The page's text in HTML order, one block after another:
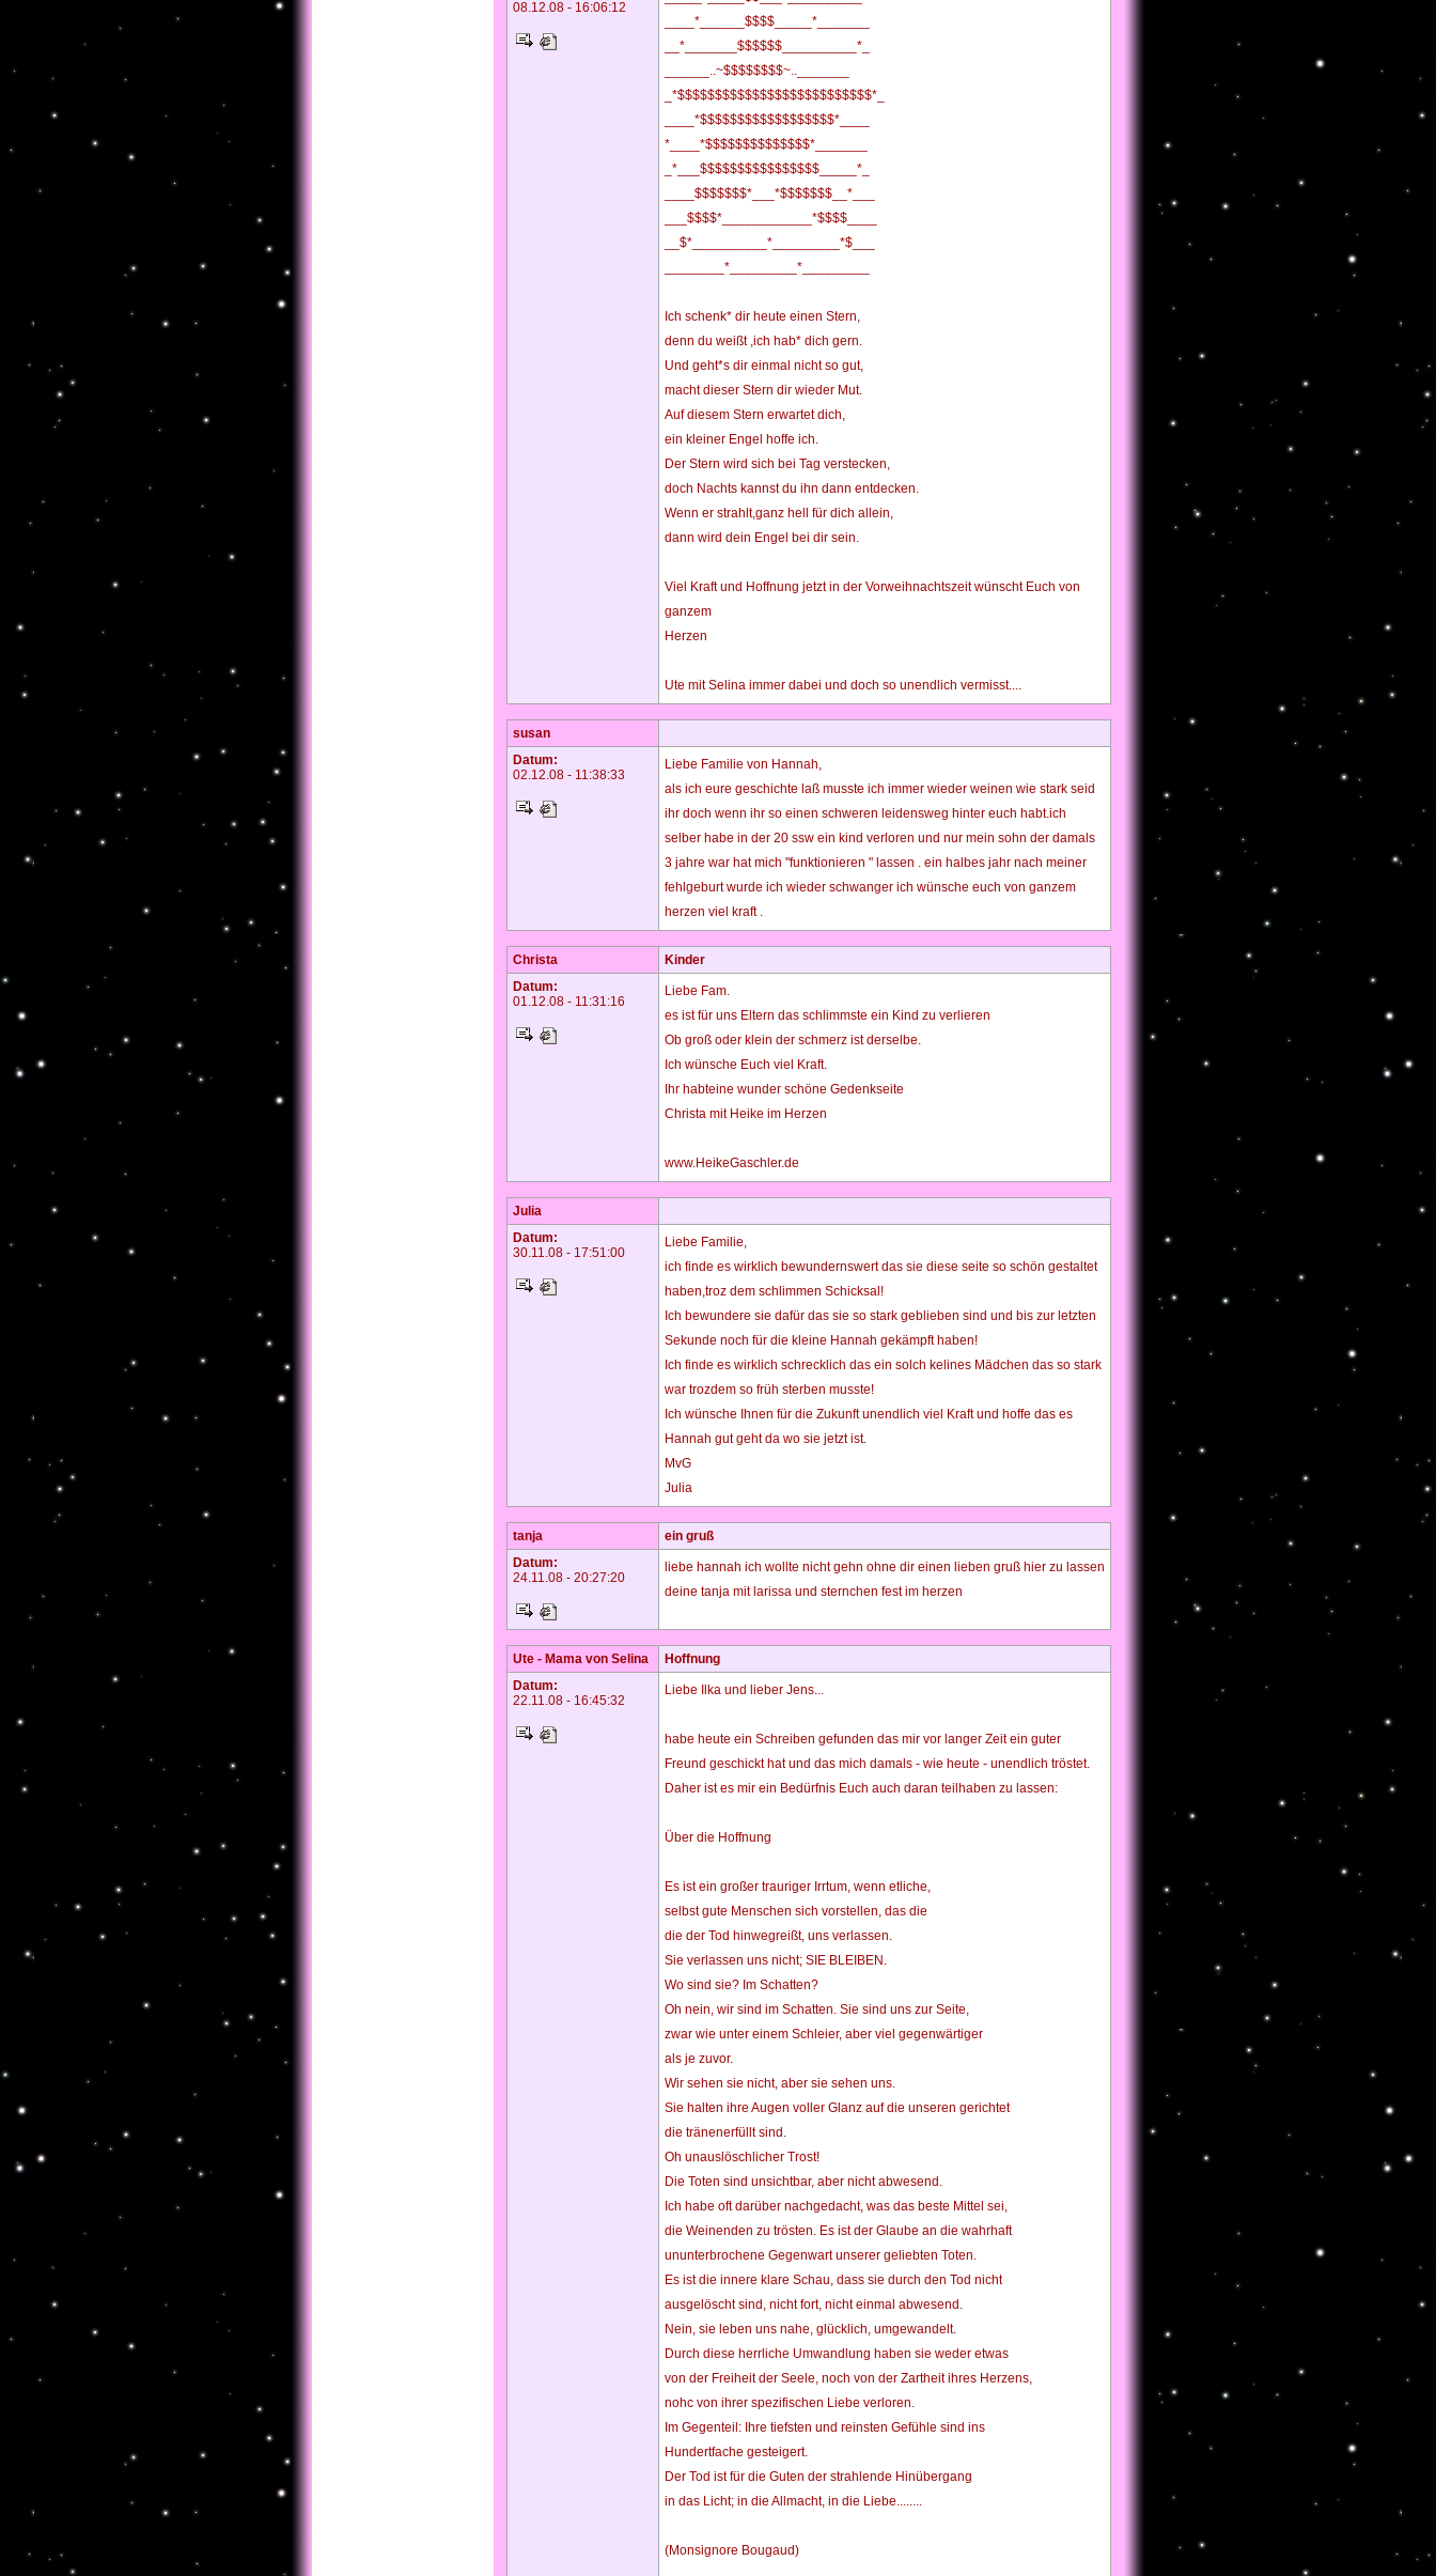
08.12.08 - 16:06:12
____*______$$$$_____*_______
__*_______$$$$$$__________*_
______..~$$$$$$$$~.._______
_*$$$$$$$$$$$$$$$$$$$$$$$$$$*_
____*$$$$$$$$$$$$$$$$$$*____
*____*$$$$$$$$$$$$$$*_______
_*___$$$$$$$$$$$$$$$$_____*_
____$$$$$$$*___*$$$$$$$__*___
___$$$$*____________*$$$$____
__$*__________*_________*$___
________*_________*_________
Ich schenk* dir heute einen Stern,
denn du weißt ,ich hab* dich gern.
Und geht*s dir einmal nicht so gut,
macht dieser Stern dir wieder Mut.
Auf diesem Stern erwartet dich,
ein kleiner Engel hoffe ich.
Der Stern wird sich bei Tag verstecken,
doch Nachts kannst du ihn dann entdecken.
Wenn er strahlt,ganz hell für dich allein,
dann wird dein Engel bei dir sein.
Viel Kraft und Hoffnung jetzt in der Vorweihnachtszeit wünscht Euch von
ganzem
Herzen
Ute mit Selina immer dabei und doch so unendlich vermisst....
susan
Datum:
02.12.08 - 11:38:33
Liebe Familie von Hannah,
als ich eure geschichte laß musste ich immer wieder weinen wie stark seid
ihr doch wenn ihr so einen schweren leidensweg hinter euch habt.ich
selber habe in der 20 ssw ein kind verloren und nur mein sohn der damals
3 jahre war hat mich "funktionieren " lassen . ein halbes jahr nach meiner
fehlgeburt wurde ich wieder schwanger ich wünsche euch von ganzem
herzen viel kraft .
Christa
Kinder
Datum:
01.12.08 - 11:31:16
Liebe Fam.
es ist für uns Eltern das schlimmste ein Kind zu verlieren
Ob groß oder klein der schmerz ist derselbe.
Ich wünsche Euch viel Kraft.
Ihr habteine wunder schöne Gedenkseite
Christa mit Heike im Herzen
www.HeikeGaschler.de
Julia
Datum:
30.11.08 - 17:51:00
Liebe Familie,
ich finde es wirklich bewundernswert das sie diese seite so schön gestaltet
haben,troz dem schlimmen Schicksal!
Ich bewundere sie dafür das sie so stark geblieben sind und bis zur letzten
Sekunde noch für die kleine Hannah gekämpft haben!
Ich finde es wirklich schrecklich das ein solch kelines Mädchen das so stark
war trozdem so früh sterben musste!
Ich wünsche Ihnen für die Zukunft unendlich viel Kraft und hoffe das es
Hannah gut geht da wo sie jetzt ist.
MvG
Julia
tanja
ein gruß
Datum:
24.11.08 - 20:27:20
liebe hannah ich wollte nicht gehn ohne dir einen lieben gruß hier zu lassen
deine tanja mit larissa und sternchen fest im herzen
Ute - Mama von Selina
Hoffnung
Datum:
22.11.08 - 16:45:32
Liebe Ilka und lieber Jens...
habe heute ein Schreiben gefunden das mir vor langer Zeit ein guter
Freund geschickt hat und das mich damals - wie heute - unendlich tröstet.
Daher ist es mir ein Bedürfnis Euch auch daran teilhaben zu lassen:
Über die Hoffnung
Es ist ein großer trauriger Irrtum, wenn etliche,
selbst gute Menschen sich vorstellen, das die
die der Tod hinwegreißt, uns verlassen.
Sie verlassen uns nicht; SIE BLEIBEN.
Wo sind sie? Im Schatten?
Oh nein, wir sind im Schatten. Sie sind uns zur Seite,
zwar wie unter einem Schleier, aber viel gegenwärtiger
als je zuvor.
Wir sehen sie nicht, aber sie sehen uns.
Sie halten ihre Augen voller Glanz auf die unseren gerichtet
die tränenerfüllt sind.
Oh unauslöschlicher Trost!
Die Toten sind unsichtbar, aber nicht abwesend.
Ich habe oft darüber nachgedacht, was das beste Mittel sei,
die Weinenden zu trösten. Es ist der Glaube an die wahrhaft
ununterbrochene Gegenwart unserer geliebten Toten.
Es ist die innere klare Schau, dass sie durch den Tod nicht
ausgelöscht sind, nicht fort, nicht einmal abwesend.
Nein, sie leben uns nahe, glücklich, umgewandelt.
Durch diese herrliche Umwandlung haben sie weder etwas
von der Freiheit der Seele, noch von der Zartheit ihres Herzens,
nohc von ihrer spezifischen Liebe verloren.
Im Gegenteil: Ihre tiefsten und reinsten Gefühle sind ins
Hundertfache gesteigert.
Der Tod ist für die Guten der strahlende Hinübergang
in das Licht; in die Allmacht, in die Liebe........
(Monsignore Bougaud)